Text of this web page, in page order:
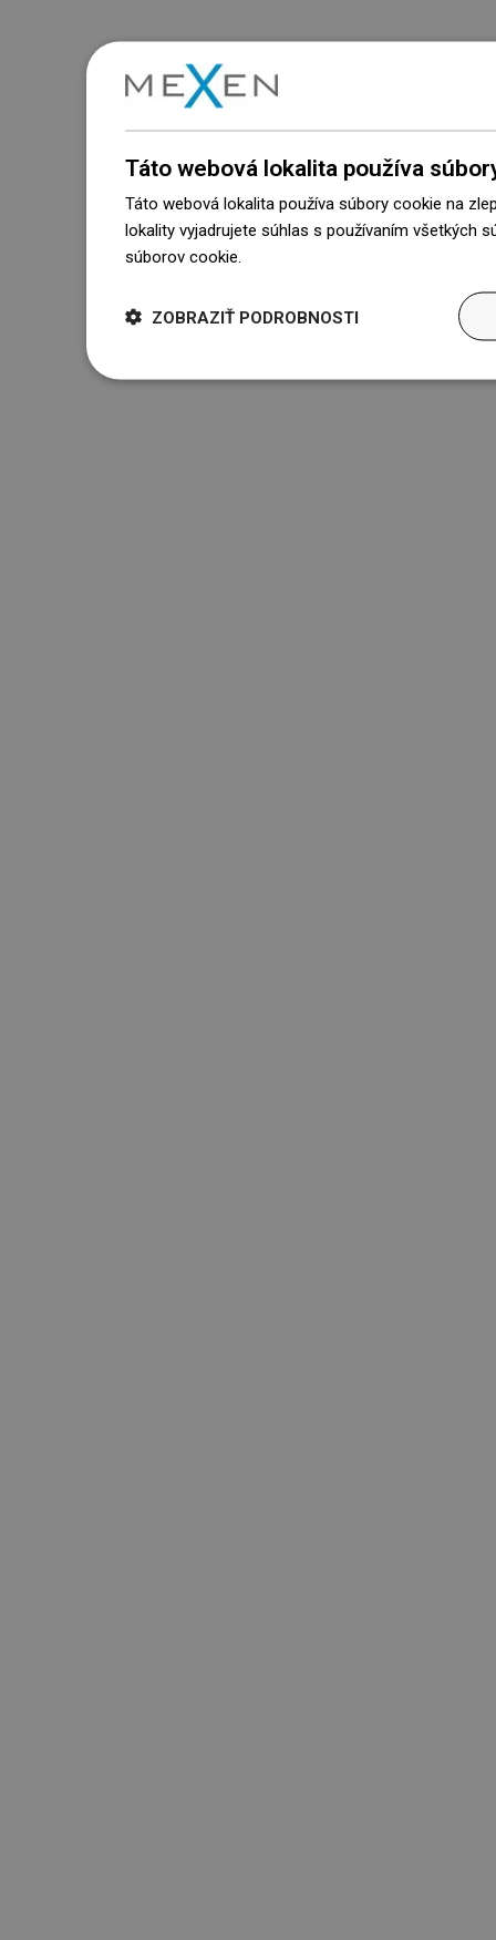
Táto webová lokalita používa
Táto webová lokalita používa súbory cookie na
lokality vyjadrujete súhlas s používaním všetkých
súborov cookie.
ZOBRAZIŤ PODROBNOSTI